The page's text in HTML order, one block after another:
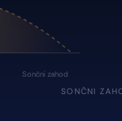
Sončni zahod
SONČNI